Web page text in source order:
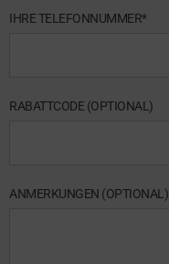
IHRE TELEFONNUMMER*
RABATTCODE (OPTIONAL)
ANMERKUNGEN (OPTIONAL)